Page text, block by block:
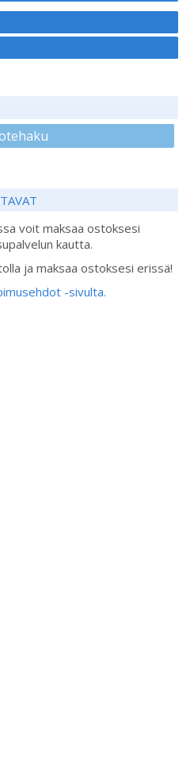
voit maksaa ostoksesi
kautta.
ja maksaa ostoksesi erissä!
-sivulta.